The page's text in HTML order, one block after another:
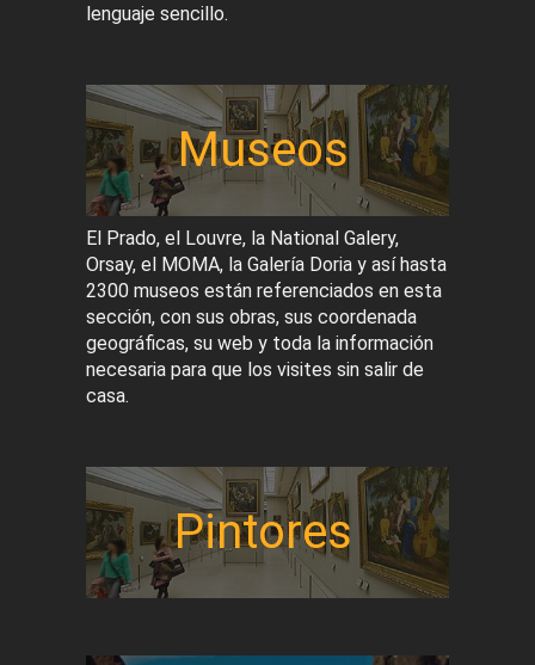
lenguaje sencillo.
Museos
El Prado, el Louvre, la National Galery,
Orsay, el MOMA, la Galería Doria y así hasta
2300 museos están referenciados en esta
sección, con sus obras, sus coordenada
geográficas, su web y toda la información
necesaria para que los visites sin salir de
casa.
Pintores